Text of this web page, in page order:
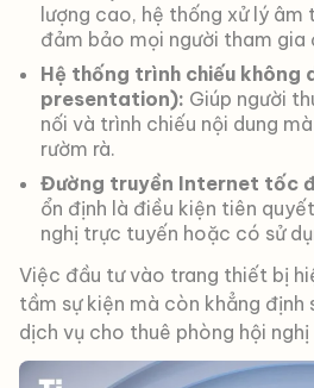
lượng cao, hệ thống xử lý âm
đảm bảo mọi người tham gia
Hệ thống trình chiếu không
presentation): Giúp người
nối và trình chiếu nội dung
rườm rà.
Đường truyền Internet tốc
ổn định là điều kiện tiên
nghị trực tuyến hoặc có sử
Việc đầu tư vào trang thiết bị
tầm sự kiện mà còn khẳng định
dịch vụ cho thuê phòng hội nghị